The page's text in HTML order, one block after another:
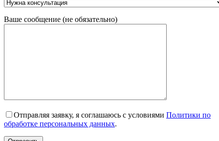
Ваше сообщение (не обязательно)
Отправляя заявку, я соглашаюсь с условиями Политики по
обработке персональных данных.